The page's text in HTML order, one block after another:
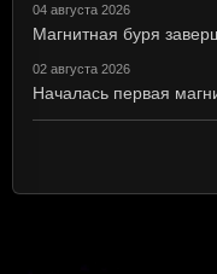
04 августа 2026
Магнитная буря
02 августа 2026
Началась первая